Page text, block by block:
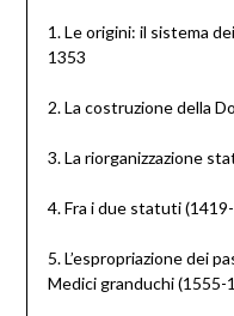
1. Le origini: il sistema
1353
2. La costruzione della
3. La riorganizzazione
4. Fra i due statuti
5. L’espropriazione dei
Medici granduchi (1555-